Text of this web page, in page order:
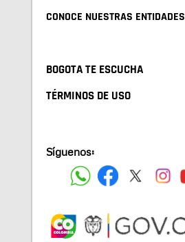
CONOCE NUESTRAS ENTIDADES
BOGOTA TE ESCUCHA
TÉRMINOS DE USO
Síguenos: